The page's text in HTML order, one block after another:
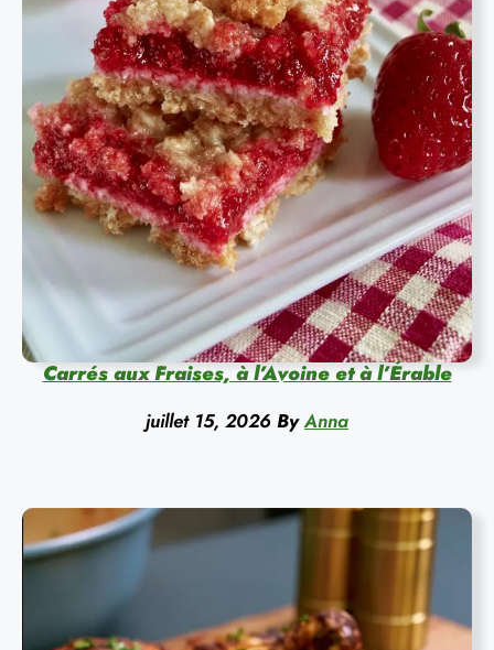
Carrés aux Fraises, à l’Avoine et à l’Érable
juillet 15, 2026 By Anna